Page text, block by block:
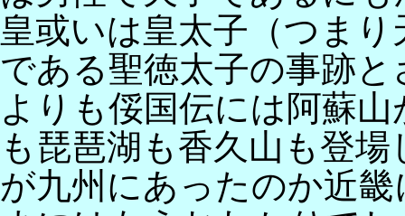
皇或いは皇太子（つま
である聖徳太子の事跡
よりも俀国伝には阿蘇
も琵琶湖も香久山も登
が九州にあったのか近